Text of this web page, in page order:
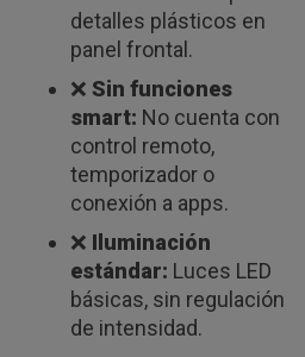
detalles plásticos en
panel frontal.
❌ Sin funciones
smart: No cuenta con
control remoto,
temporizador o
conexión a apps.
❌ Iluminación
estándar: Luces LED
básicas, sin regulación
de intensidad.